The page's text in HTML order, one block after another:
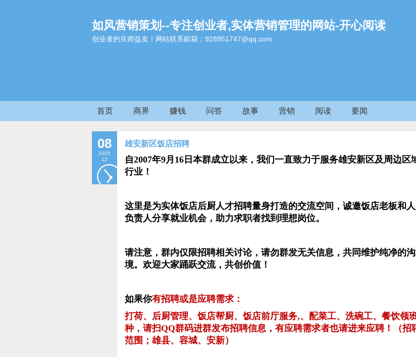
如风营销策划--专注创业者,实体营销管理的网站-开心阅读
创业者的良师益友！网站联系邮箱；928951747@qq.com
首页 商界 赚钱 问答 故事 营销 阅读 要闻
08
2025
12
雄安新区饭店招聘
自2007年9月16日本群成立以来，我们一直致力于服务雄安新区及周边区
行业！
这里是为实体饭店后厨人才招聘量身打造的交流空间，诚邀饭店老板和
负责人分享就业机会，助力求职者找到理想岗位。
请注意，群内仅限招聘相关讨论，请勿群发无关信息，共同维护纯净的
境。欢迎大家踊跃交流，共创价值！
如果你有招聘或是应聘需求：
打荷、后厨管理、饭店帮厨、饭店前厅服务,、配菜工、洗碗工、餐饮领
种，请扫QQ群码进群发布招聘信息，有应聘需求者也请进来应聘！（招
范围；雄县、容城、安新）